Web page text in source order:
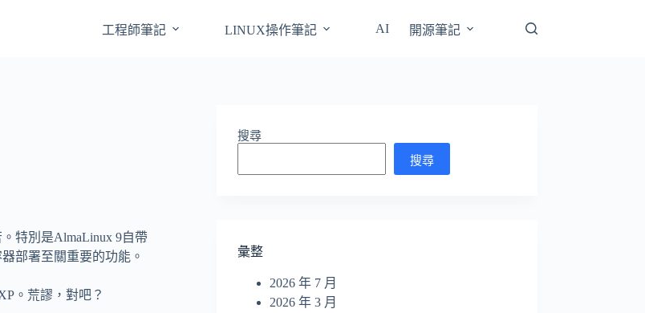
工程師筆記 LINUX操作筆記 AI 開源筆記
特別是AlmaLinux 9自帶
部署至關重要的功能。
。荒謬，對吧？
搜尋
搜尋
彙整
2026 年 7 月
2026 年 3 月